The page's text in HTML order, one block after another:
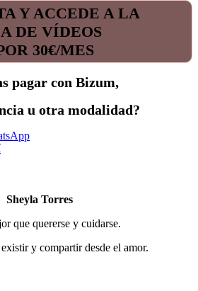
Y ACCEDE A LA
DE VÍDEOS
30€/MES
pagar con Bizum,
u otra modalidad?
Sheyla Torres
que quererse y cuidarse.
y compartir desde el amor.